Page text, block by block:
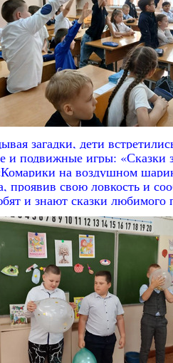
загадки, дети
и подвижные игры: «Сказки
на воздушном
проявив свою ловкость и
и знают сказки любимого